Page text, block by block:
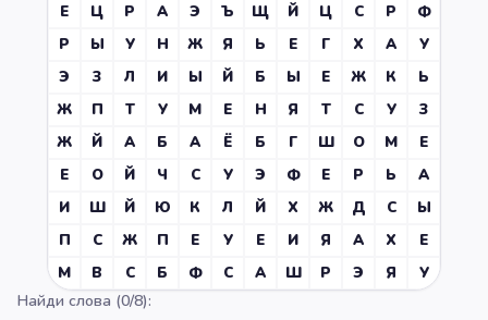
Е
Ц Р А Э Ъ Щ Й Ц С Р
Ф
Р
Ы У Н Ж Я Ь Е Г Х А
У
Э
З Л И Ы Й Б Ы Е Ж К
Ь
Ж
П Т У М Е Н Я Т С У
З
Ж
Й А Б А Ё Б Г Ш О М
Е
Е
О Й Ч С У Э Ф Е Р Ь
А
И
Ш Й Ю К Л Й Х Ж Д С
Ы
П
С Ж П Е У Е И Я А Х
Е
М
В С Б Ф С А Ш Р Э Я
У
Найди слова (0/8):